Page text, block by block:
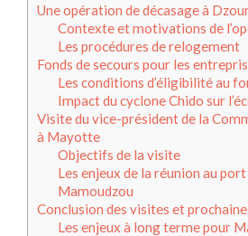
Une opération de décasage à
Contexte et motivations de
Les procédures de relogement
Fonds de secours pour les
Les conditions d’éligibilité au
Impact du cyclone Chido sur
Visite du vice-président de la
à Mayotte
Objectifs de la visite
Les enjeux de la réunion au
Mamoudzou
Conclusion des visites et
Les enjeux à long terme pour